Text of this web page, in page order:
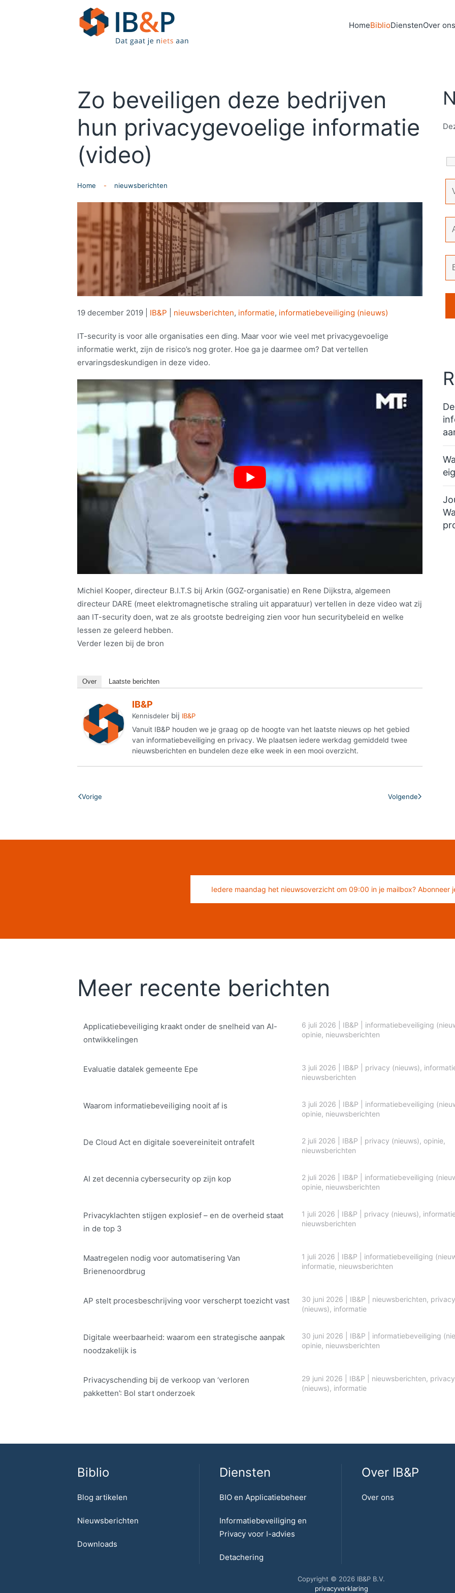
Skip to main content HomeBiblioDienstenOver ons
Zo beveiligen deze bedrijven
hun privacygevoelige informatie
(video)
Home nieuwsberichten
19 december 2019 IB&P nieuwsberichten, informatie, informatiebeveiliging (nieuws)
IT-security is voor alle organisaties een ding. Maar voor wie veel met privacygevoelige
informatie werkt, zijn de risico’s nog groter. Hoe ga je daarmee om? Dat vertellen
ervaringsdeskundigen in deze video.
Michiel Kooper, directeur B.I.T.S bij Arkin (GGZ-organisatie) en Rene Dijkstra, algemeen
directeur DARE (meet elektromagnetische straling uit apparatuur) vertellen in deze video wat zij
aan IT-security doen, wat ze als grootste bedreiging zien voor hun securitybeleid en welke
lessen ze geleerd hebben.
Verder lezen bij de bron
Over Laatste berichten
IB&P
Kennisdeler bij IB&P
Vanuit IB&P houden we je graag op de hoogte van het laatste nieuws op het gebied
van informatiebeveiliging en privacy. We plaatsen iedere werkdag gemiddeld twee
nieuwsberichten en bundelen deze elke week in een mooi overzicht.
Vorige Volgende
Iedere maandag het nieuwsoverzicht om 09:00 in je mailbox? Abonneer
Meer recente berichten
Applicatiebeveiliging kraakt onder de snelheid van AI-
ontwikkelingen
6 juli 2026 IB&P
informatiebeveiliging
opinie, nieuwsberichten
Evaluatie datalek gemeente Epe 3 juli 2026 IB&P privacy (nieuws),
nieuwsberichten
Waarom informatiebeveiliging nooit af is 3 juli 2026 IB&P
informatiebeveiliging
opinie, nieuwsberichten
De Cloud Act en digitale soe­ve­rei­ni­teit ontrafelt 2 juli 2026 IB&P privacy (nieuws), opinie,
nieuwsberichten
AI zet decennia cybersecurity op zijn kop 2 juli 2026 IB&P
informatiebeveiliging
opinie, nieuwsberichten
Privacyklachten stijgen explosief – en de overheid staat
in de top 3
1 juli 2026 IB&P privacy (nieuws),
nieuwsberichten
Maatregelen nodig voor automatisering Van
Brienenoordbrug
1 juli 2026 IB&P
informatiebeveiliging
informatie, nieuwsberichten
AP stelt procesbeschrijving voor verscherpt toezicht vast 30 juni 2026 IB&P nieuwsberichten, privacy
(nieuws), informatie
Digitale weerbaarheid: waarom een strategische aanpak
noodzakelijk is
30 juni 2026 IB&P
informatiebeveiliging
opinie, nieuwsberichten
Privacyschending bij de verkoop van ‘verloren
pakketten’: Bol start onderzoek
29 juni 2026 IB&P nieuwsberichten, privacy
(nieuws), informatie
Biblio
Blog artikelen
Nieuwsberichten
Downloads
Diensten
BIO en Applicatiebeheer
Informatiebeveiliging en
Privacy voor I-advies
Detachering
Over IB&P
Over ons
Copyright © 2026 IB&P B.V.
privacyverklaring